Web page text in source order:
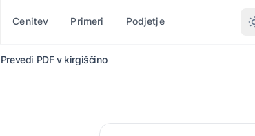
(.DOCX) PDF v DOCX Afriški
Cenitev Primeri Podjetje
Prevedi PDF v kirgiščino